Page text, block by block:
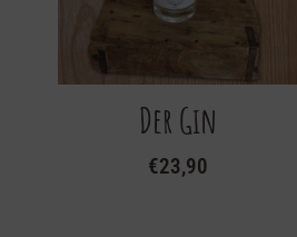
Der Gin
€23,90